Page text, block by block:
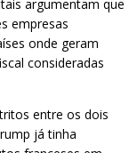
argumentam que
empresas
onde geram
consideradas
entre os dois
já tinha